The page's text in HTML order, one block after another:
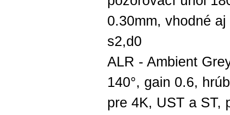
0.30mm, vhodné
s2,d0
ALR - Ambient
140°, gain 0.6,
pre 4K, UST a ST,